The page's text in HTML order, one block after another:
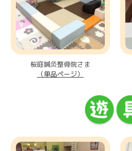
桜庭鍼灸整骨院さま
（単品ページ）